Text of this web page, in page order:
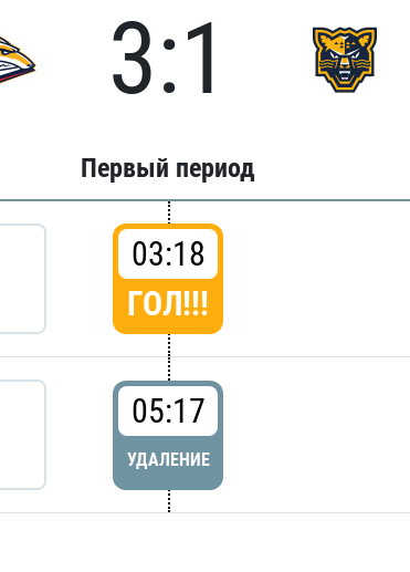
3:1
Первый период
03:18
ГОЛ!!!
05:17
УДАЛЕНИЕ